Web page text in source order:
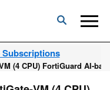
Subscriptions
(4 CPU) FortiGuard AI-